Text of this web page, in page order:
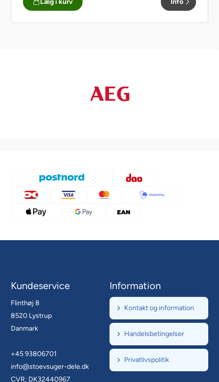
Læg i kurv
Info
Kundeservice
Flinthøj 8
8520 Lystrup
Danmark
+45 93806701
info@stoevsuger-dele.dk
CVR: DK32440967
Information
Kontakt og information
Handelsbetingelser
Privatlivspolitik